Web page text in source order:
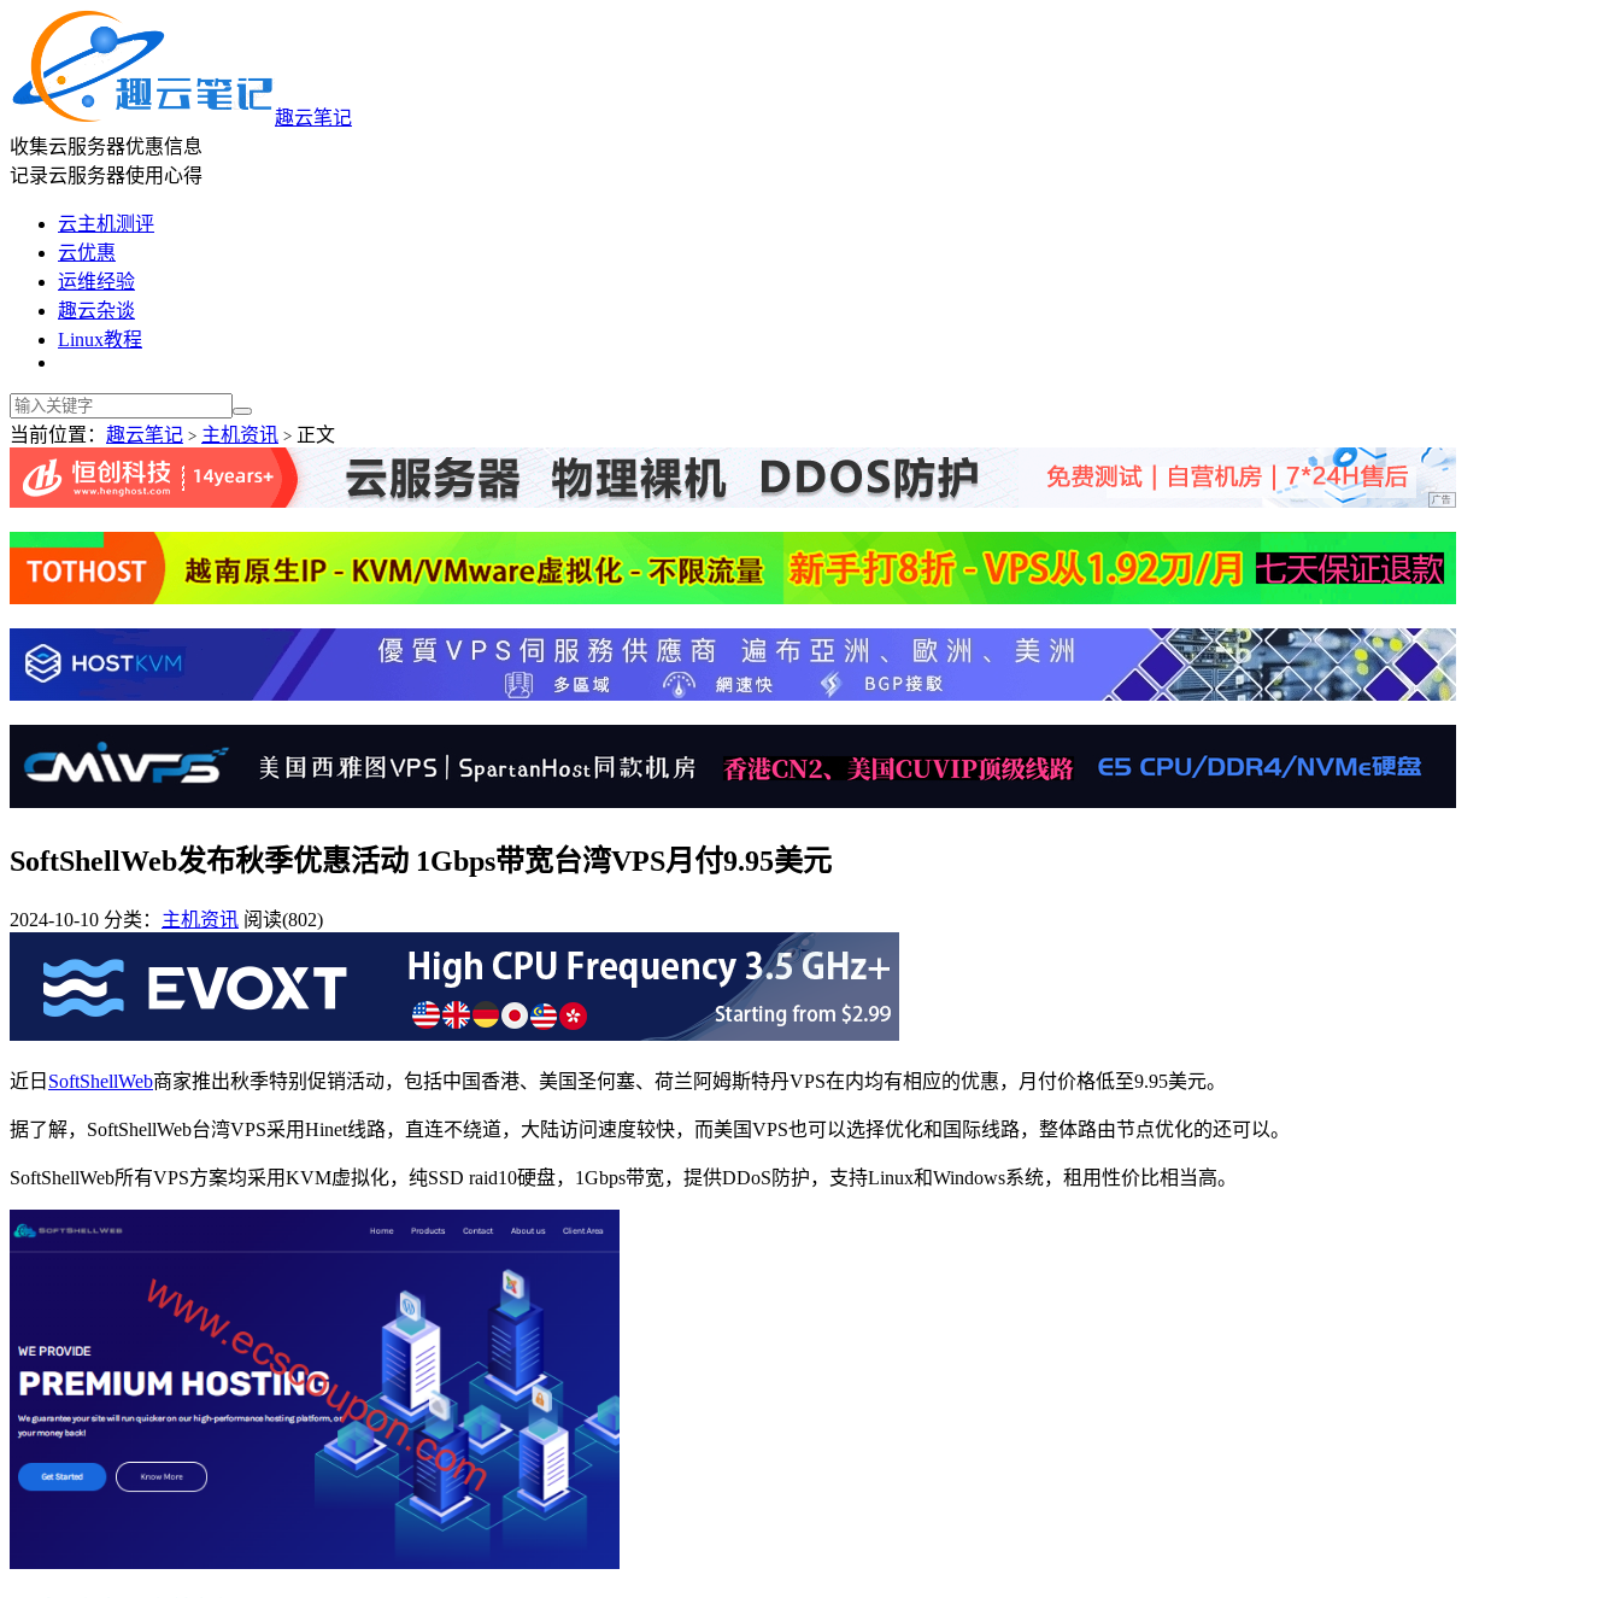
趣云笔记
收集云服务器优惠信息
记录云服务器使用心得
云主机测评
云优惠
运维经验
趣云杂谈
Linux教程
当前位置： 趣云笔记 > 主机资讯 > 正文
SoftShellWeb发布秋季优惠活动 1Gbps带宽台湾VPS月付9.95美元
2024-10-10 分类： 主机资讯 阅读(802)
近日 SoftShellWeb商家推出秋季特别促销活动，包括中国香港、美国圣何塞、荷兰阿姆斯特丹VPS在内均有相应的优惠，月付价格低至9.95美元。
据了解，SoftShellWeb台湾VPS采用Hinet线路，直连不绕道，大陆访问速度较快，而美国VPS也可以选择优化和国际线路，整体路由节点优化的还可以。
SoftShellWeb所有VPS方案均采用KVM虚拟化，纯SSD raid10硬盘，1Gbps带宽，提供DDoS防护，支持Linux和Windows系统，租用性价比相当高。